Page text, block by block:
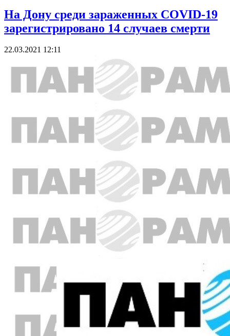
На Дону среди зараженных COVID-19
зарегистрировано 14 случаев смерти
22.03.2021 12:11